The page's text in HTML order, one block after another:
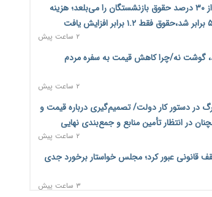
درمان بیش از ۳۰ درصد حقوق بازنشستگان را می‌بلعد؛ هزینه
۲ ساعت پیش
گوشت نه/چرا کاهش قیمت به سفره مردم
۲ ساعت پیش
در دستور کار دولت/ تصمیم‌گیری درباره قیمت و
در انتظار تأمین منابع و جمع‌بندی نهایی
۲ ساعت پیش
قانونی عبور کرد؛ مجلس خواستار برخورد جدی
۳ ساعت پیش